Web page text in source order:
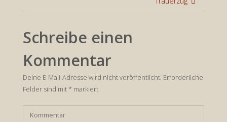
Schreibe einen
Kommentar
Deine E-Mail-Adresse wird nicht veröffentlicht. Erforderliche
Felder sind mit*markiert